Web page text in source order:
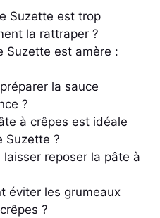
Suzette est trop
la rattraper ?
Suzette est amère :
la sauce
?
à crêpes est idéale
Suzette ?
laisser reposer la pâte à
éviter les grumeaux
?